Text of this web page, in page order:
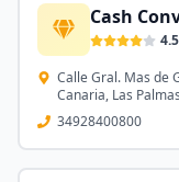
Cash
4.5
Calle Gral. Mas de
Canaria, Las
34928400800